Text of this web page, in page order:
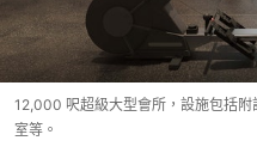
12,000 呎超級大型會所，設施包括
室等。